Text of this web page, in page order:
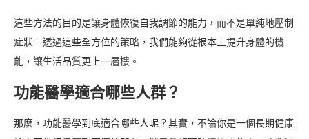
這些方法的目的是讓身體恢復自我調節的能力，而不是單純地壓制
症狀。透過這些全方位的策略，我們能夠從根本上提升身體的機
能，讓生活品質更上一層樓。
功能醫學適合哪些人群？
那麼，功能醫學到底適合哪些人呢？其實，不論你是一個長期健康